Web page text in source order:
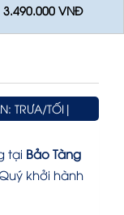
3.490.000 VNĐ
TRƯA/TỐI|
tại Bảo Tàng
khởi hành